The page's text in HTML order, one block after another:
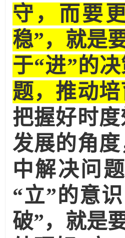
守，而要
稳”，就是
于“进”的
题，推动
把握好时
发展的角
中解决问
“立”的意
破”，就是